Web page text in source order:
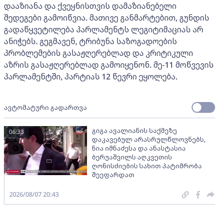
დააზიანა და ქვეყნისთვის დამაზიანებელი
შედეგები გამოიწვია. მათივე განმარტებით, გუნდის
გადაწყვეტილება პარლამენტს ლეგიტიმაციას არ
ანიჭებს. გეგმავენ, ტრიბუნა საზოგადოების
პრობლემების გასაჟღერებლად და კრიტიკული
აზრის გასაჟღერებლად გამოიყენონ. მე-11 მოწვევის
პარლამენტში, პარტიას 12 წევრი ეყოლება.
ავტომატური გადართვა
გიგა ავალიანის საქმეზე
დაკავებულ არასრულწლოვნებს,
ნია იმნაძესა და ანასტასია
ბერუაშვილს აღკვეთის
ღონისძიების სახით პატიმრობა
შეეფარდათ
06:33
2026/08/07 20:43